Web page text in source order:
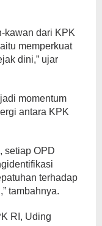
kawan dari KPK
memperkuat
dini,” ujar
momentum
antara KPK
setiap OPD
terhadap
tambahnya.
RI, Uding